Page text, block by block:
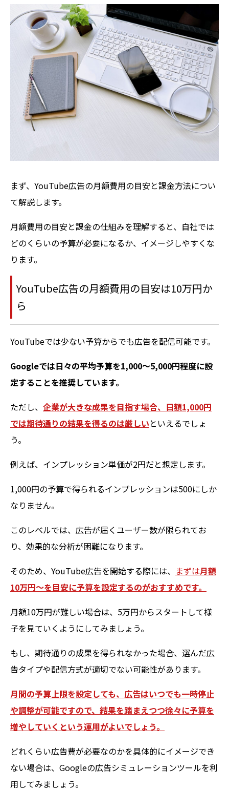
まず、YouTube広告の月額費用の目安と課金方法につい
て解説します。
月額費用の目安と課金の仕組みを理解すると、自社では
どのくらいの予算が必要になるか、イメージしやすくな
ります。
YouTube広告の月額費用の目安は10万円か
ら
YouTubeでは少ない予算からでも広告を配信可能です。
Googleでは日々の平均予算を1,000〜5,000円程度に設
定することを推奨しています。
ただし、 企業が大きな成果を目指す場合、日額1,000円
では期待通りの結果を得るのは厳しいといえるでしょ
う。
例えば、インプレッション単価が2円だと想定します。
1,000円の予算で得られるインプレッションは500にしか
なりません。
このレベルでは、広告が届くユーザー数が限られてお
り、効果的な分析が困難になります。
そのため、YouTube広告を開始する際には、 まずは月額
10万円〜を目安に予算を設定するのがおすすめです。
月額10万円が難しい場合は、5万円からスタートして様
子を見ていくようにしてみましょう。
もし、期待通りの成果を得られなかった場合、選んだ広
告タイプや配信方式が適切でない可能性があります。
月間の予算上限を設定しても、広告はいつでも一時停止
や調整が可能ですので、結果を踏まえつつ徐々に予算を
増やしていくという運用がよいでしょう。
どれくらい広告費が必要なのかを具体的にイメージでき
ない場合は、Googleの広告シミュレーションツールを利
用してみましょう。